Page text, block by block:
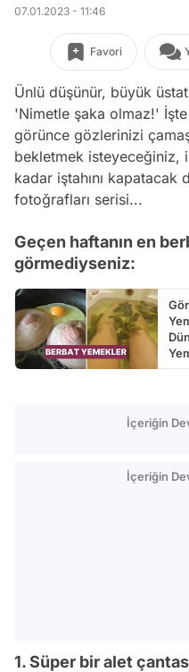
07.01.2023 - 11:46
Favori
Ünlü düşünür, büyük
'Nimetle şaka olmaz!'
görünce gözlerinizi
bekletmek isteyeceğiniz,
kadar iştahını kapatacak
fotoğrafları serisi...
Geçen haftanın en
görmediyseniz:
İçeriğin
İçeriğin
1. Süper bir alet